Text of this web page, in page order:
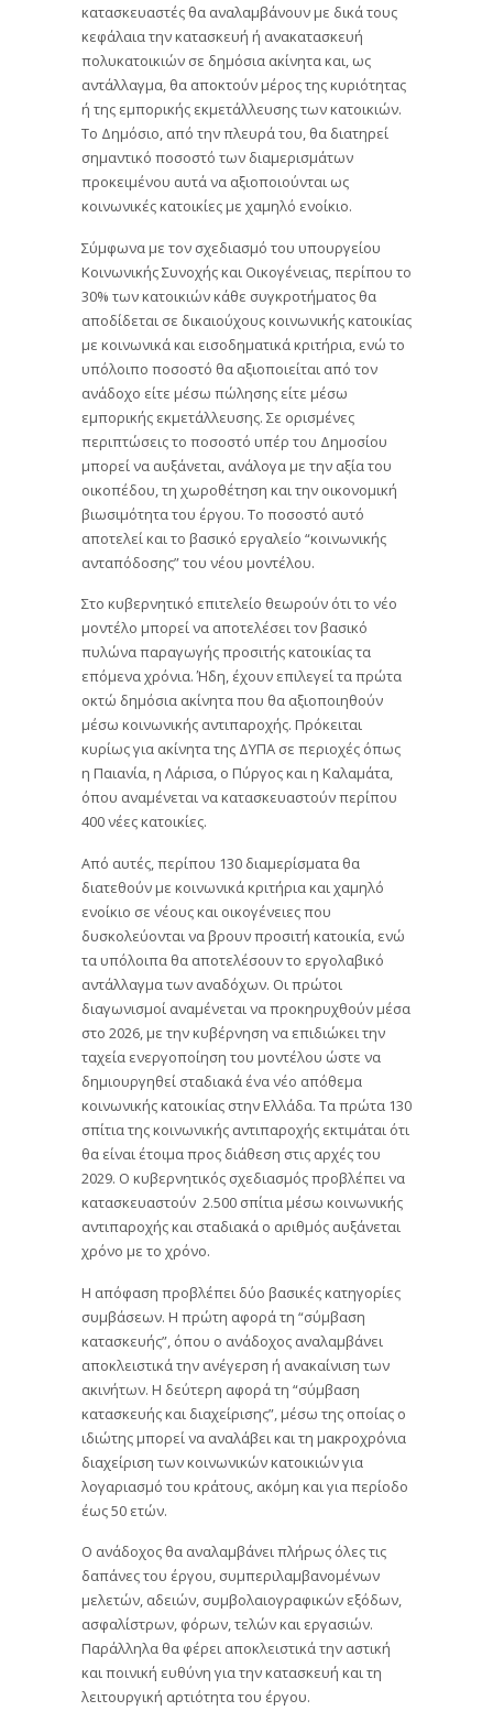
κατασκευαστές θα αναλαμβάνουν με δικά τους
κεφάλαια την κατασκευή ή ανακατασκευή
πολυκατοικιών σε δημόσια ακίνητα και, ως
αντάλλαγμα, θα αποκτούν μέρος της κυριότητας
ή της εμπορικής εκμετάλλευσης των κατοικιών.
Το Δημόσιο, από την πλευρά του, θα διατηρεί
σημαντικό ποσοστό των διαμερισμάτων
προκειμένου αυτά να αξιοποιούνται ως
κοινωνικές κατοικίες με χαμηλό ενοίκιο.
Σύμφωνα με τον σχεδιασμό του υπουργείου
Κοινωνικής Συνοχής και Οικογένειας, περίπου το
30% των κατοικιών κάθε συγκροτήματος θα
αποδίδεται σε δικαιούχους κοινωνικής κατοικίας
με κοινωνικά και εισοδηματικά κριτήρια, ενώ το
υπόλοιπο ποσοστό θα αξιοποιείται από τον
ανάδοχο είτε μέσω πώλησης είτε μέσω
εμπορικής εκμετάλλευσης. Σε ορισμένες
περιπτώσεις το ποσοστό υπέρ του Δημοσίου
μπορεί να αυξάνεται, ανάλογα με την αξία του
οικοπέδου, τη χωροθέτηση και την οικονομική
βιωσιμότητα του έργου. Το ποσοστό αυτό
αποτελεί και το βασικό εργαλείο “κοινωνικής
ανταπόδοσης” του νέου μοντέλου.
Στο κυβερνητικό επιτελείο θεωρούν ότι το νέο
μοντέλο μπορεί να αποτελέσει τον βασικό
πυλώνα παραγωγής προσιτής κατοικίας τα
επόμενα χρόνια. Ήδη, έχουν επιλεγεί τα πρώτα
οκτώ δημόσια ακίνητα που θα αξιοποιηθούν
μέσω κοινωνικής αντιπαροχής. Πρόκειται
κυρίως για ακίνητα της ΔΥΠΑ σε περιοχές όπως
η Παιανία, η Λάρισα, ο Πύργος και η Καλαμάτα,
όπου αναμένεται να κατασκευαστούν περίπου
400 νέες κατοικίες.
Από αυτές, περίπου 130 διαμερίσματα θα
διατεθούν με κοινωνικά κριτήρια και χαμηλό
ενοίκιο σε νέους και οικογένειες που
δυσκολεύονται να βρουν προσιτή κατοικία, ενώ
τα υπόλοιπα θα αποτελέσουν το εργολαβικό
αντάλλαγμα των αναδόχων. Οι πρώτοι
διαγωνισμοί αναμένεται να προκηρυχθούν μέσα
στο 2026, με την κυβέρνηση να επιδιώκει την
ταχεία ενεργοποίηση του μοντέλου ώστε να
δημιουργηθεί σταδιακά ένα νέο απόθεμα
κοινωνικής κατοικίας στην Ελλάδα. Τα πρώτα 130
σπίτια της κοινωνικής αντιπαροχής εκτιμάται ότι
θα είναι έτοιμα προς διάθεση στις αρχές του
2029. Ο κυβερνητικός σχεδιασμός προβλέπει να
κατασκευαστούν 2.500 σπίτια μέσω κοινωνικής
αντιπαροχής και σταδιακά ο αριθμός αυξάνεται
χρόνο με το χρόνο.
Η απόφαση προβλέπει δύο βασικές κατηγορίες
συμβάσεων. Η πρώτη αφορά τη “σύμβαση
κατασκευής”, όπου ο ανάδοχος αναλαμβάνει
αποκλειστικά την ανέγερση ή ανακαίνιση των
ακινήτων. Η δεύτερη αφορά τη “σύμβαση
κατασκευής και διαχείρισης”, μέσω της οποίας ο
ιδιώτης μπορεί να αναλάβει και τη μακροχρόνια
διαχείριση των κοινωνικών κατοικιών για
λογαριασμό του κράτους, ακόμη και για περίοδο
έως 50 ετών.
Ο ανάδοχος θα αναλαμβάνει πλήρως όλες τις
δαπάνες του έργου, συμπεριλαμβανομένων
μελετών, αδειών, συμβολαιογραφικών εξόδων,
ασφαλίστρων, φόρων, τελών και εργασιών.
Παράλληλα θα φέρει αποκλειστικά την αστική
και ποινική ευθύνη για την κατασκευή και τη
λειτουργική αρτιότητα του έργου.